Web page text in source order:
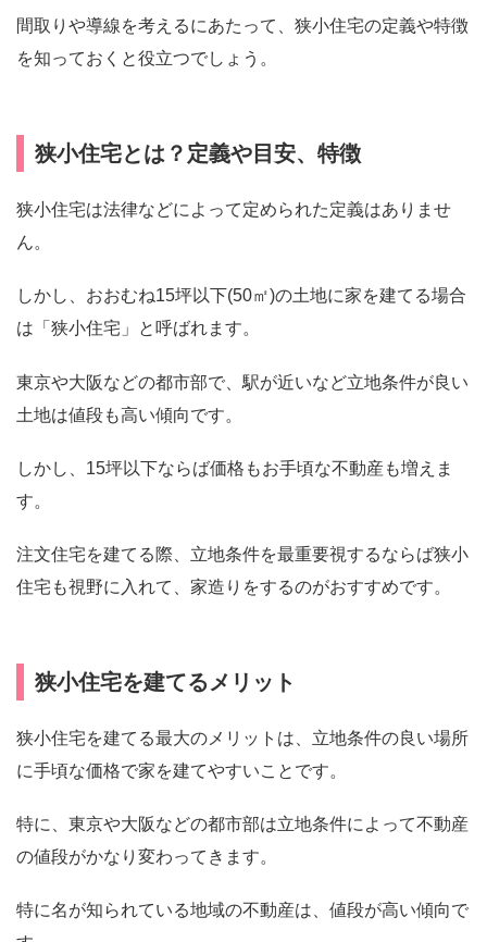
間取りや導線を考えるにあたって、狭小住宅の定義や特徴
を知っておくと役立つでしょう。
狭小住宅とは？定義や目安、特徴
狭小住宅は法律などによって定められた定義はありませ
ん。
しかし、おおむね15坪以下(50㎡)の土地に家を建てる場合
は「狭小住宅」と呼ばれます。
東京や大阪などの都市部で、駅が近いなど立地条件が良い
土地は値段も高い傾向です。
しかし、15坪以下ならば価格もお手頃な不動産も増えま
す。
注文住宅を建てる際、立地条件を最重要視するならば狭小
住宅も視野に入れて、家造りをするのがおすすめです。
狭小住宅を建てるメリット
狭小住宅を建てる最大のメリットは、立地条件の良い場所
に手頃な価格で家を建てやすいことです。
特に、東京や大阪などの都市部は立地条件によって不動産
の値段がかなり変わってきます。
特に名が知られている地域の不動産は、値段が高い傾向で